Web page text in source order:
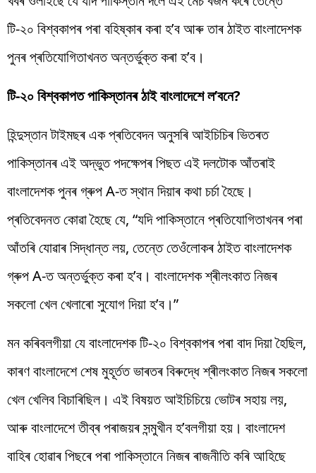
টি-২০ বিশ্বকাপৰ পৰা বহিষ্কাৰ কৰা হ’ব আৰু তাৰ ঠাইত বাংলাদেশক
পুনৰ প্ৰতিযোগিতাখনত অন্তৰ্ভুক্ত কৰা হ’ব।
টি-২০ বিশ্বকাপত পাকিস্তানৰ ঠাই বাংলাদেশে ল’বনে?
হিন্দুস্তান টাইমছৰ এক প্ৰতিবেদন অনুসৰি আইচিচিৰ ভিতৰত
পাকিস্তানৰ এই অদ্ভুত পদক্ষেপৰ পিছত এই দলটোক আঁতৰাই
বাংলাদেশক পুনৰ গ্ৰুপ A-ত স্থান দিয়াৰ কথা চৰ্চা হৈছে।
প্ৰতিবেদনত কোৱা হৈছে যে, “যদি পাকিস্তানে প্ৰতিযোগিতাখনৰ পৰা
আঁতৰি যোৱাৰ সিদ্ধান্ত লয়, তেন্তে তেওঁলোকৰ ঠাইত বাংলাদেশক
গ্ৰুপ A-ত অন্তৰ্ভুক্ত কৰা হ’ব। বাংলাদেশক শ্ৰীলংকাত নিজৰ
সকলো খেল খেলাৰো সুযোগ দিয়া হ’ব।”
মন কৰিবলগীয়া যে বাংলাদেশক টি-২০ বিশ্বকাপৰ পৰা বাদ দিয়া হৈছিল,
কাৰণ বাংলাদেশে শেষ মুহূৰ্তত ভাৰতৰ বিৰুদ্ধে শ্ৰীলংকাত নিজৰ সকলো
খেল খেলিব বিচাৰিছিল। এই বিষয়ত আইচিচিয়ে ভোটৰ সহায় লয়,
আৰু বাংলাদেশে তীব্ৰ পৰাজয়ৰ সন্মুখীন হ’বলগীয়া হয়। বাংলাদেশ
বাহিৰ হোৱাৰ পিছৰে পৰা পাকিস্তানে নিজৰ ৰাজনীতি কৰি আহিছে